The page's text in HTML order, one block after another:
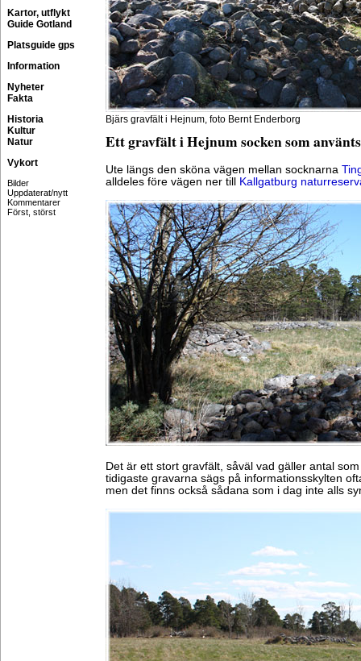
Kartor, utflykt
Guide Gotland
Platsguide gps
Information
Nyheter
Fakta
Historia
Kultur
Natur
Vykort
Bilder
Uppdaterat/nytt
Kommentarer
Först, störst
Bjärs gravfält i Hejnum, foto Bernt Enderborg
Ett gravfält i Hejnum socken som
Ute längs den sköna vägen mellan socknarna
alldeles före vägen ner till
Kallgatburg
Det är ett stort gravfält, såväl vad gäller antal
tidigaste gravarna sägs på informationsskylten
men det finns också sådana som i dag inte alls